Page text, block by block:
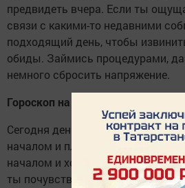
предвидеть вчера. Если ты
связи с какими-то недавними
подходящий день, чтобы
обиды. Займись процедурами,
немного сбросить напряжение.
Гороскоп на 17 мая 2019 Близнецы
Сегодня день
началом и плохим окончанием,
началом и хорошим окончанием.
ты почувствуешь себя стройнее,